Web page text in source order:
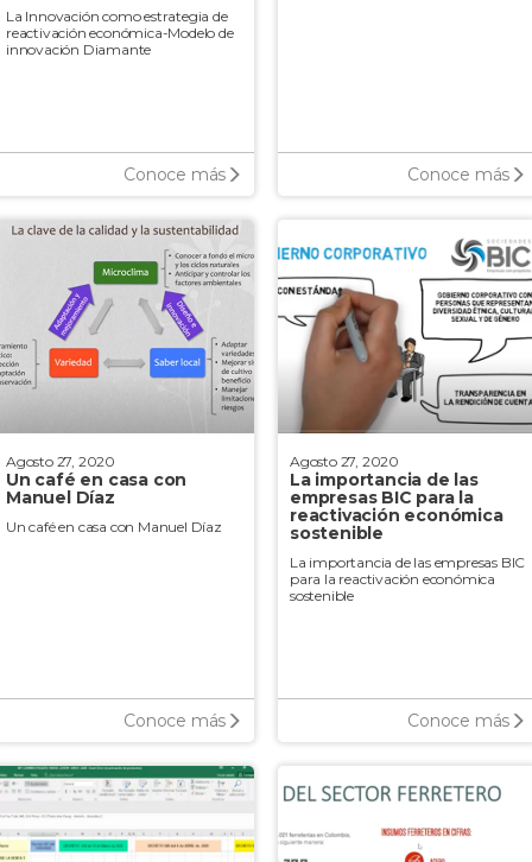
La Innovación como estrategia de
reactivación económica-Modelo de
innovación Diamante
Conoce más Conoce más
Agosto 27, 2020
Un café en casa con
Manuel Díaz
Un café en casa con Manuel Díaz
Conoce más
Agosto 27, 2020
La importancia de las
empresas BIC para la
reactivación económica
sostenible
La importancia de las empresas BIC
para la reactivación económica
sostenible
Conoce más